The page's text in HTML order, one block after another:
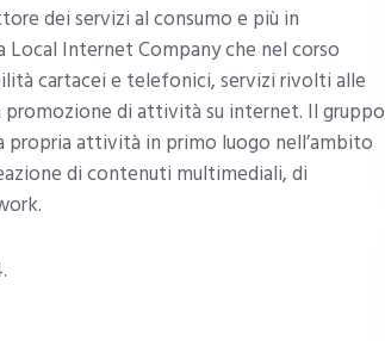
dei servizi al consumo e più in
Local Internet Company che nel corso
cartacei e telefonici, servizi rivolti alle
di attività su internet. Il gruppo
propria attività in primo luogo nell’ambito
di contenuti multimediali, di